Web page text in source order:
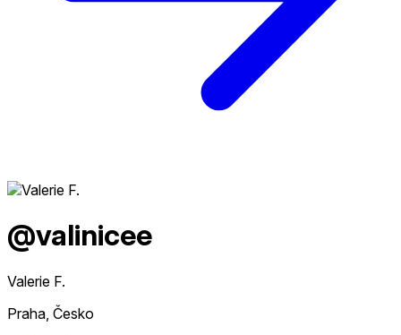
@valinicee
Valerie F.
Praha, Česko